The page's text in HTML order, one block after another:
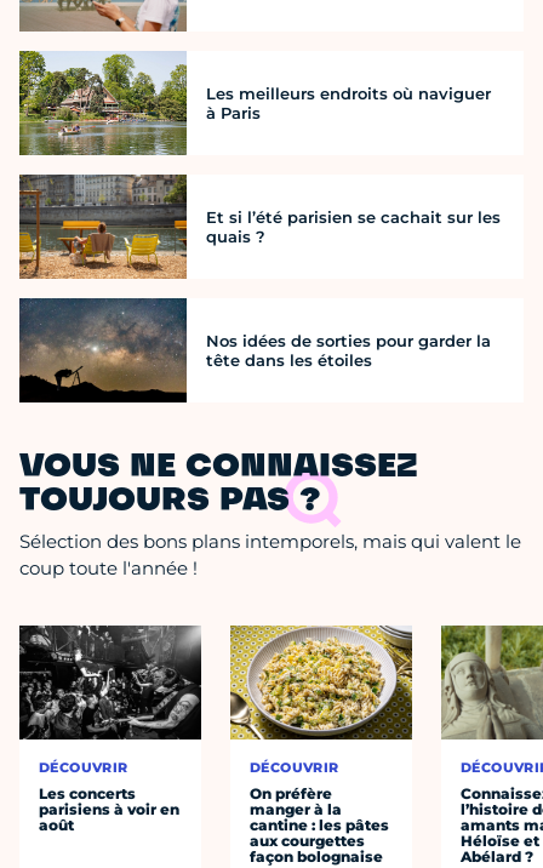
Les meilleurs endroits où naviguer
à Paris
Et si l’été parisien se cachait sur les
quais ?
Nos idées de sorties pour garder la
tête dans les étoiles
VOUS NE CONNAISSEZ
TOUJOURS PAS ?
Sélection des bons plans intemporels, mais qui valent le
coup toute l'année !
DÉCOUVRIR
Les concerts
parisiens à voir en
août
DÉCOUVRIR
On préfère
manger à la
cantine : les pâtes
aux courgettes
façon bolognaise
l’histoire
amants
Héloïse et
Abélard ?